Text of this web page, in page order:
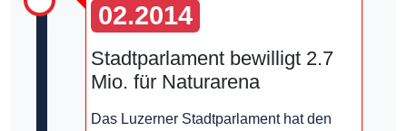
02.2014
Stadtparlament bewilligt 2.7
Mio. für Naturarena
Das Luzerner Stadtparlament hat den